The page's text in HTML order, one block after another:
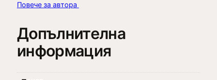
Повече за автора
Допълнителна
информация